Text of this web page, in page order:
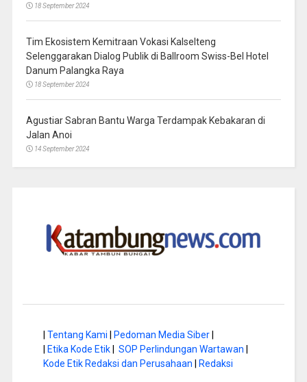
18 September 2024
Tim Ekosistem Kemitraan Vokasi Kalselteng
Selenggarakan Dialog Publik di Ballroom Swiss-Bel Hotel
Danum Palangka Raya
18 September 2024
Agustiar Sabran Bantu Warga Terdampak Kebakaran di
Jalan Anoi
14 September 2024
Tentang Kami Pedoman Media Siber|
Etika Kode Etik| SOP Perlindungan Wartawan
Kode Etik Redaksi dan Perusahaan
Redaksi